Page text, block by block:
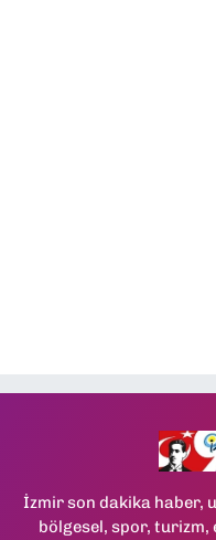
İzmir son dakika haber,
bölgesel, spor,